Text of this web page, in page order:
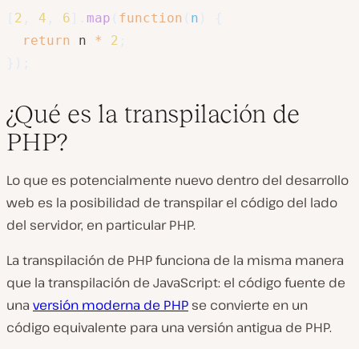
2 4 6 map function n
return n * 2
¿Qué es la transpilación de
PHP?
Lo que es potencialmente nuevo dentro del desarrollo
web es la posibilidad de transpilar el código del lado
del servidor, en particular PHP.
La transpilación de PHP funciona de la misma manera
que la transpilación de JavaScript: el código fuente de
una versión moderna de PHP se convierte en un
código equivalente para una versión antigua de PHP.